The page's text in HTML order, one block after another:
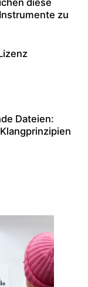
diese
zu
Dateien: